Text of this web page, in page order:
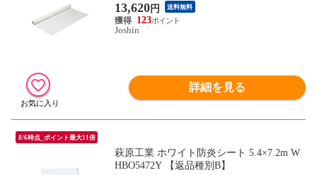
13,620円 送料無料
123
Joshin
詳細を見る
8/6時点_ポイント最大11倍
萩原工業 ホワイト防炎シート 5.4×7.2m W
HBO5472Y 【返品種別B】